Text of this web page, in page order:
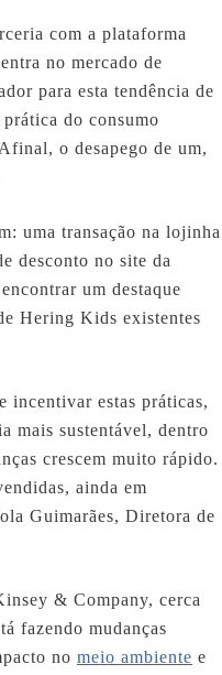
com a plataforma
no mercado de
para esta tendência de
do consumo
o desapego de um,
uma transação na lojinha
desconto no site da
um destaque
Hering Kids existentes
incentivar estas práticas,
mais sustentável, dentro
crescem muito rápido.
ainda em
Guimarães, Diretora de
& Company, cerca
fazendo mudanças
no meio ambiente e